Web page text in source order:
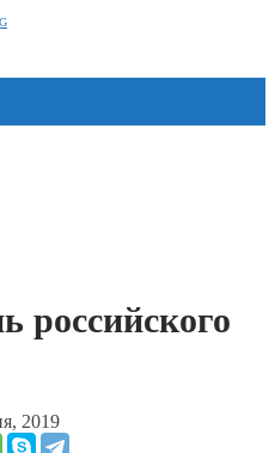
российского
2019